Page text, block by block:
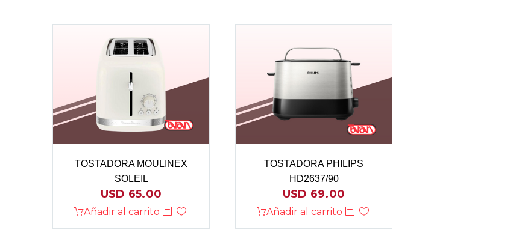
TOSTADORA MOULINEX
SOLEIL
USD 65.00
Añadir al carrito
TOSTADORA PHILIPS
HD2637/90
USD 69.00
Añadir al carrito